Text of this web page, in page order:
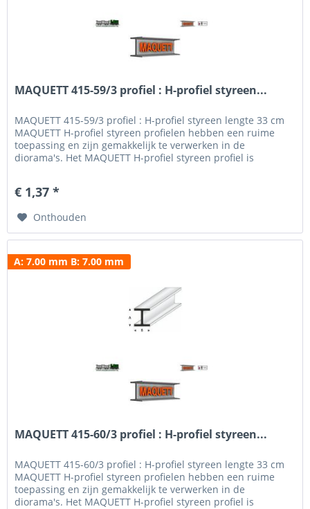
MAQUETT 415-59/3 profiel : H-profiel styreen...
MAQUETT 415-59/3 profiel : H-profiel styreen lengte 33 cm
MAQUETT H-profiel styreen profielen hebben een ruime
toepassing en zijn gemakkelijk te verwerken in de
diorama's. Het MAQUETT H-profiel styreen profiel is
en weatheren hebben wij een uitgebreid programma verf...
€ 1,37 *
Onthouden
A: 7.00 mm B: 7.00 mm
MAQUETT 415-60/3 profiel : H-profiel styreen...
MAQUETT 415-60/3 profiel : H-profiel styreen lengte 33 cm
MAQUETT H-profiel styreen profielen hebben een ruime
toepassing en zijn gemakkelijk te verwerken in de
diorama's. Het MAQUETT H-profiel styreen profiel is